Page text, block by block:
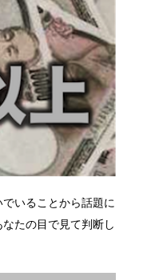
いることから話題に
たの目で見て判断し